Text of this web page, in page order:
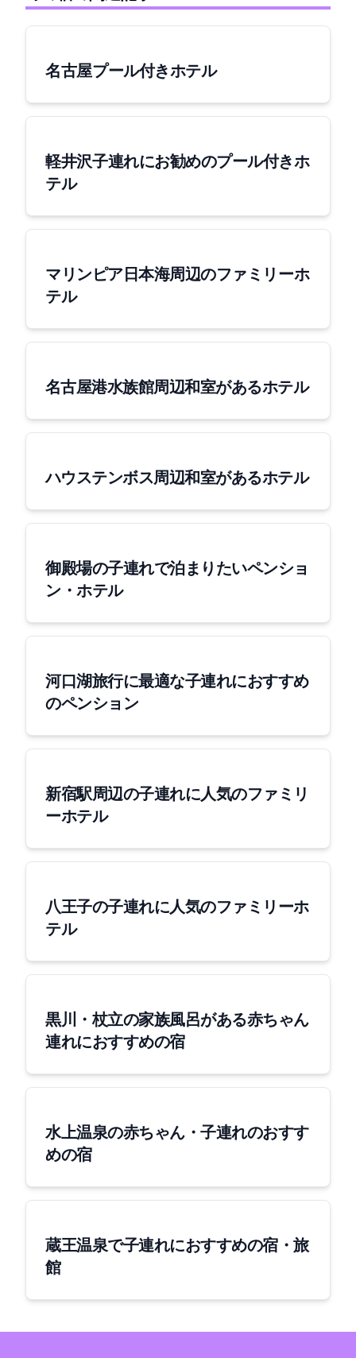
名古屋 プール付きホテル
軽井沢 子連れにお勧めのプール付きホ
テル
マリンピア日本海周辺のファミリー ホ
テル
[名古屋港水族館周辺] 和室があるホテル
[ハウステンボス周辺] 和室があるホテル
御殿場の子連れで泊まりたいペンショ
ン・ホテル
河口湖旅行に最適な子連れにおすすめ
のペンション
新宿駅周辺の子連れに人気のファミリ
ーホテル
八王子の子連れに人気のファミリーホ
テル
黒川・杖立の家族風呂がある赤ちゃん
連れにおすすめの宿
水上温泉の赤ちゃん・子連れのおすす
めの宿
蔵王温泉で子連れにおすすめの宿・旅
館